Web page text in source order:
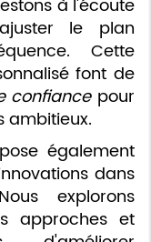
à l'écoute
le plan
Cette
font de
confiancepour
ambitieux.
également
dans
explorons
approches et